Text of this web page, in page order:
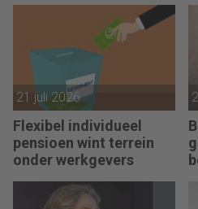
performance driven
21 juli 2026
Flexibel individueel
pensioen wint terrein
onder werkgevers